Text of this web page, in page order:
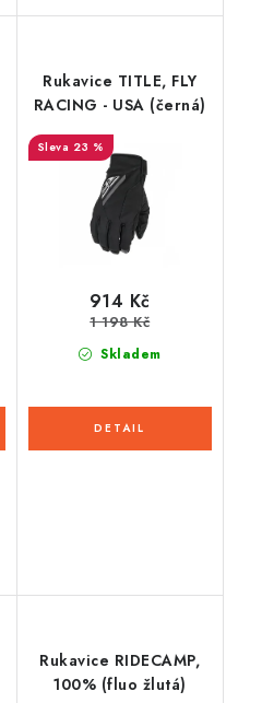
Rukavice TITLE, FLY
RACING - USA (černá)
23 %
Skladem
914 Kč
1 198 Kč
Rukavice RIDECAMP,
100% (fluo žlutá)